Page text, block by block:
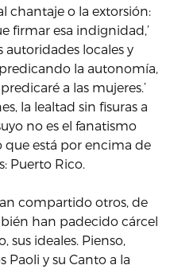
chantaje o la extorsión:
firmar esa indignidad,’
autoridades locales y
la autonomía,
a las mujeres.’
la lealtad sin fisuras a
no es el fanatismo
que está por encima de
Puerto Rico.
compartido otros, de
han padecido cárcel
sus ideales. Pienso,
Paoli y su Canto a la